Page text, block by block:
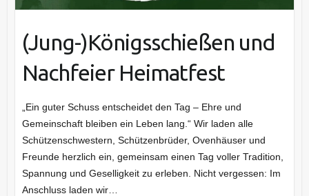
(Jung-)Königsschießen und
Nachfeier Heimatfest
„Ein guter Schuss entscheidet den Tag – Ehre und
Gemeinschaft bleiben ein Leben lang.“ Wir laden alle
Schützenschwestern, Schützenbrüder, Ovenhäuser und
Freunde herzlich ein, gemeinsam einen Tag voller Tradition,
Spannung und Geselligkeit zu erleben. Nicht vergessen: Im
Anschluss laden wir…